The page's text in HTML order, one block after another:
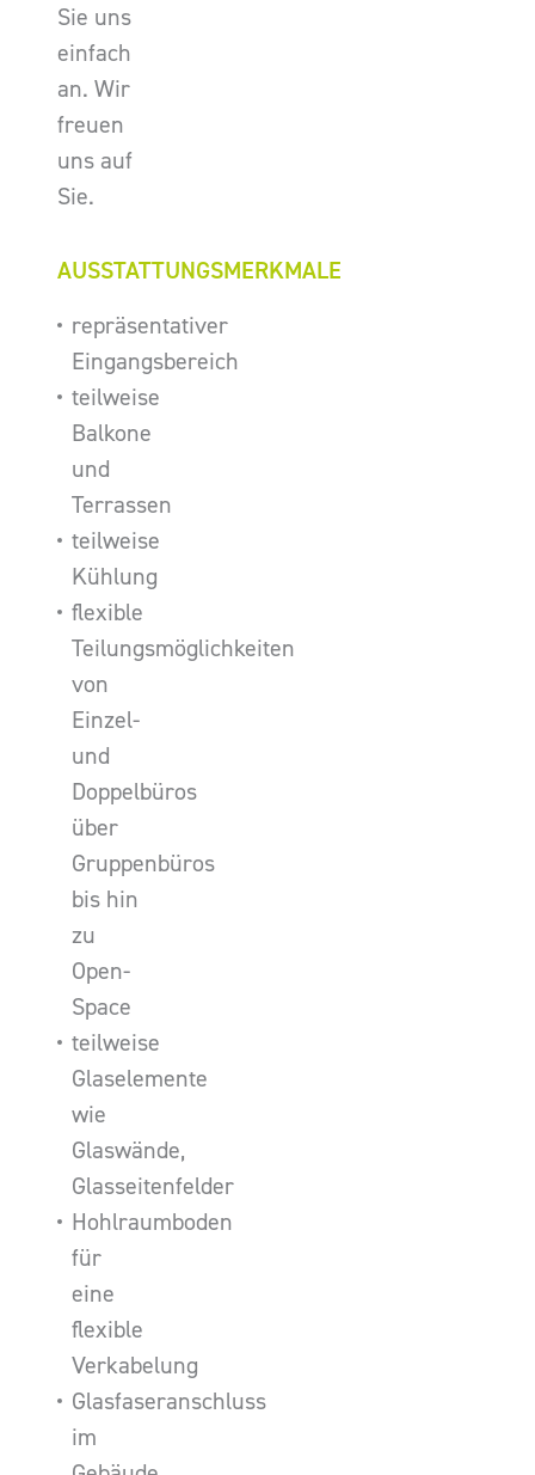
Sie uns
einfach
an. Wir
freuen
uns auf
Sie.
AUSSTATTUNGSMERKMALE
repräsentativer
Eingangsbereich
teilweise
Balkone
und
Terrassen
teilweise
Kühlung
flexible
Teilungsmöglichkeiten
von
Einzel-
und
Doppelbüros
über
Gruppenbüros
bis hin
zu
Open-
Space
teilweise
Glaselemente
wie
Glaswände,
Glasseitenfelder
Hohlraumboden
für
eine
flexible
Verkabelung
Glasfaseranschluss
im